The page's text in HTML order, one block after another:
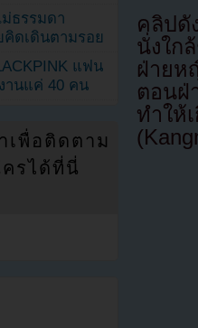
คลิปดั
นั่งใก
ฝ่ายห
ตอน
ทำใ
ธรรมดา
ดเดินตามรอย
แฟน
านแค่ 40 คน
เพื่อติดตาม
รได้ที่นี่